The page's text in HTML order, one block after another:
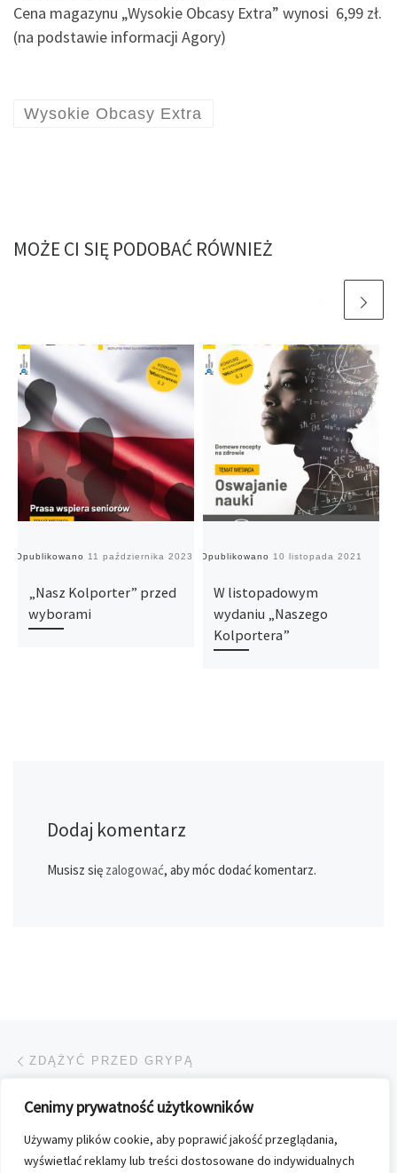
Cenimy prywatność użytkowników
Używamy plików cookie, aby poprawić jakość przeglądania,
wyświetlać reklamy lub treści dostosowane do indywidualnych
Cena magazynu „Wysokie Obcasy Extra” wynosi 6,99 zł.
(na podstawie informacji Agory)
Wysokie Obcasy Extra
MOŻE CI SIĘ PODOBAĆ RÓWNIEŻ
Opublikowano 11 października 2023
„Nasz Kolporter” przed
wyborami
Opublikowano 10 listopada 2021
W listopadowym
wydaniu „Naszego
Kolportera”
Dodaj komentarz
Musisz się zalogować, aby móc dodać komentarz.
Przeglądanie Wpisów
ZDĄŻYĆ PRZED GRYPĄ
POWRÓT DO LISTY
TRAF PRESS DOPEŁNIENIEM SŁODYCZY